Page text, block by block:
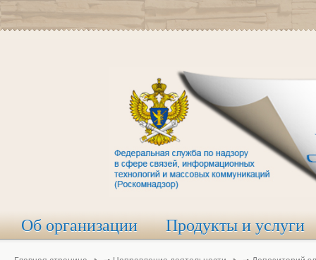
Об организации Продукты и услуги